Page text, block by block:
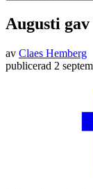
Augusti
av Claes Hemberg
publicerad 2